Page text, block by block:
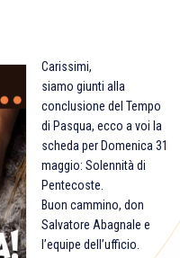
Carissimi,
siamo giunti alla
conclusione del Tempo
di Pasqua, ecco a voi la
scheda per Domenica 31
maggio: Solennità di
Pentecoste.
Buon cammino, don
Salvatore Abagnale e
l’equipe dell’ufficio.